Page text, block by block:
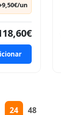
un
24 48